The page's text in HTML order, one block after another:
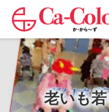
老いも